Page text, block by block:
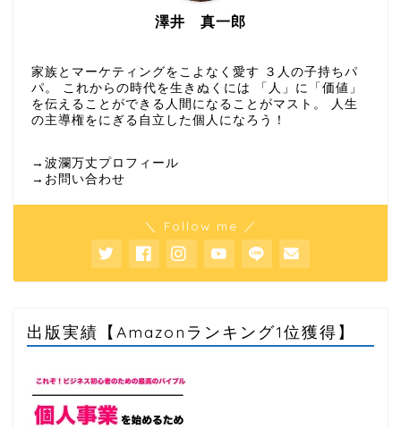
澤井 真一郎
家族とマーケティングをこよなく愛す ３人の子持ちパ
パ。 これからの時代を生きぬくには 「人」に「価値」
を伝えることができる人間になることがマスト。 人生
の主導権をにぎる自立した個人になろう！
→波瀾万丈プロフィール
→お問い合わせ
＼ Follow me ／
出版実績【Amazonランキング1位獲得】